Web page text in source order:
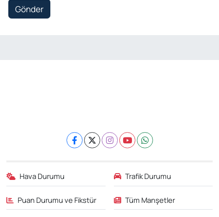
Gönder
Hava Durumu Trafik Durumu
Puan Durumu ve Fikstür Tüm Manşetler